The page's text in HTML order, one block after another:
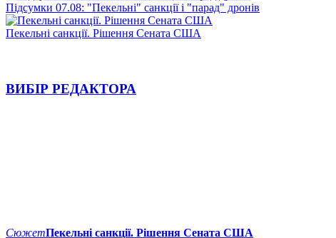
Підсумки 07.08: "Пекельні" санкції і "парад" дронів
Пекельні санкції. Рішення Сената США
ВИБІР РЕДАКТОРА
СюжетПекельні санкції. Рішення Сената США